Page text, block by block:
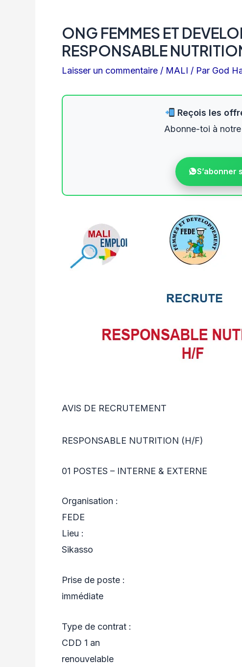
ONG FEMMES ET
RESPONSABLE
Laisser un commentaire / MALI / Par God
Reçois les
Abonne-toi à
S’abonner
AVIS DE RECRUTEMENT
RESPONSABLE NUTRITION (H/F)
01 POSTES – INTERNE & EXTERNE
Organisation :
FEDE
Lieu :
Sikasso
Prise de poste :
immédiate
Type de contrat :
CDD 1 an
renouvelable